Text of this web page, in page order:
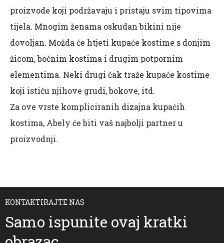
proizvode koji podržavaju i pristaju svim tipovima
tijela. Mnogim ženama oskudan bikini nije
dovoljan. Možda će htjeti kupaće kostime s donjim
žicom, bočnim kostima i drugim potpornim
elementima. Neki drugi čak traže kupaće kostime
koji ističu njihove grudi, bokove, itd.
Za ove vrste kompliciranih dizajna kupaćih
kostima, Abely će biti vaš najbolji partner u
proizvodnji.
KONTAKTIRAJTE NAS
Samo ispunite ovaj kratki